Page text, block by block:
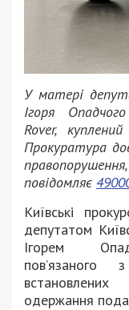
У матері
Ігоря
Rover,
Прокуратура
повідомляє
Київські
депутатом
Ігорем
одержання